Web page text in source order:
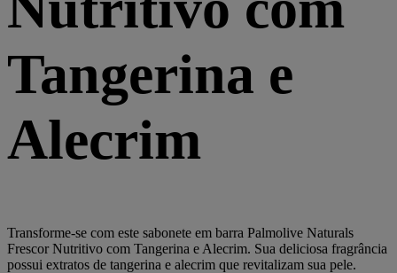
Tangerina e
Alecrim
Transforme-se com este sabonete em barra Palmolive Naturals
Frescor Nutritivo com Tangerina e Alecrim. Sua deliciosa fragrância
possui extratos de tangerina e alecrim que revitalizam sua pele.